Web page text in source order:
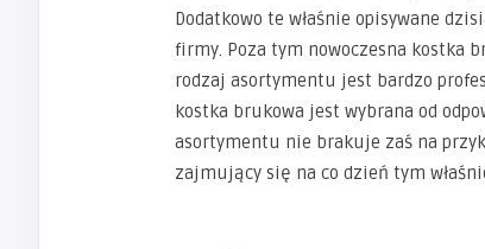
Dodatkowo te właśnie opisywane
firmy. Poza tym nowoczesna kostka
rodzaj asortymentu jest bardzo
kostka brukowa jest wybrana od
asortymentu nie brakuje zaś na
zajmujący się na co dzień tym